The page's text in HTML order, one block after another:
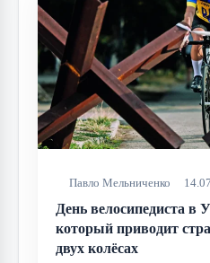
Павло Мельниченко
День велосипедиста в
который приводит
двух колёсах